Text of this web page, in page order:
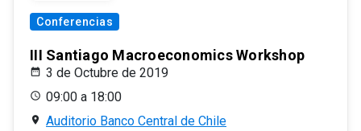
Conferencias
III Santiago Macroeconomics Workshop
3 de Octubre de 2019
09:00 a 18:00
Auditorio Banco Central de Chile